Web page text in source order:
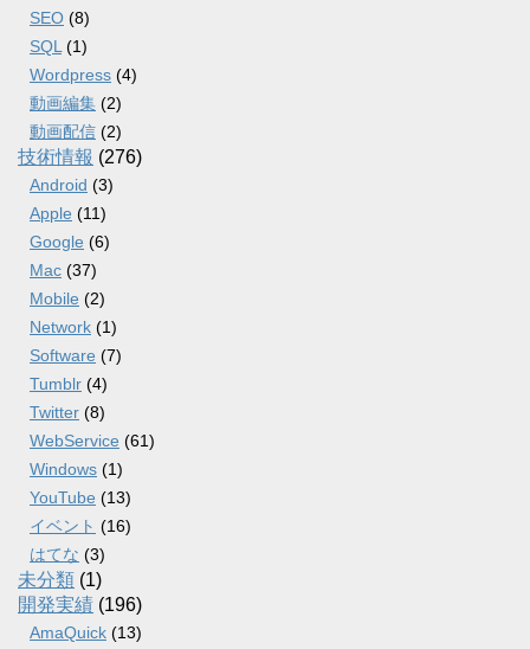
SEO (8)
SQL (1)
Wordpress (4)
動画編集 (2)
動画配信 (2)
技術情報 (276)
Android (3)
Apple (11)
Google (6)
Mac (37)
Mobile (2)
Network (1)
Software (7)
Tumblr (4)
Twitter (8)
WebService (61)
Windows (1)
YouTube (13)
イベント (16)
はてな (3)
未分類 (1)
開発実績 (196)
AmaQuick (13)